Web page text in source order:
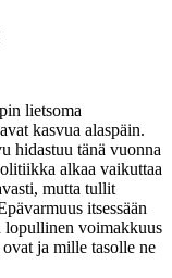
lietsoma
kasvua alaspäin.
hidastuu tänä vuonna
alkaa vaikuttaa
mutta tullit
itsessään
lopullinen voimakkuus
ja mille tasolle ne